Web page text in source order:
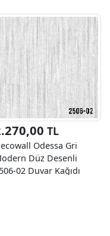
TL
Odessa Gri
Düz Desenli
02 Duvar Kağıdı